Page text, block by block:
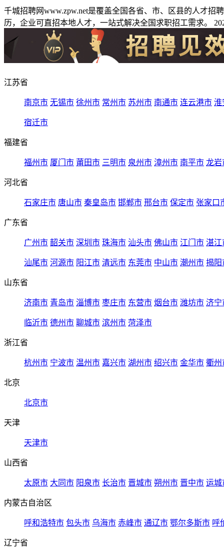
千城招聘网www.zpw.net是覆盖全国各省、市、区县的人才
历，企业可直招本地人才，一站式解决全国求职招工需求。
江苏省
南京市 无锡市 徐州市 常州市 苏州市 南通市 连云港市 淮
宿迁市
福建省
福州市 厦门市 莆田市 三明市 泉州市 漳州市 南平市 龙岩
河北省
石家庄市 唐山市 秦皇岛市 邯郸市 邢台市 保定市 张家口
广东省
广州市 韶关市 深圳市 珠海市 汕头市 佛山市 江门市 湛江
汕尾市 河源市 阳江市 清远市 东莞市 中山市 潮州市 揭阳
山东省
济南市 青岛市 淄博市 枣庄市 东营市 烟台市 潍坊市 济宁
临沂市 德州市 聊城市 滨州市 菏泽市
浙江省
杭州市 宁波市 温州市 嘉兴市 湖州市 绍兴市 金华市 衢州
北京
北京市
天津
天津市
山西省
太原市 大同市 阳泉市 长治市 晋城市 朔州市 晋中市 运城
内蒙古自治区
呼和浩特市 包头市 乌海市 赤峰市 通辽市 鄂尔多斯市 呼
辽宁省